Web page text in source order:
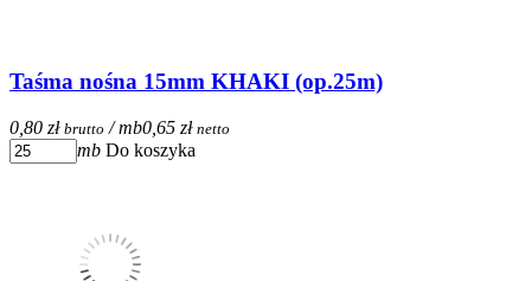
Taśma nośna 15mm KHAKI (op.25m)
0,80 zł brutto / mb0,65 zł netto
mb Do koszyka